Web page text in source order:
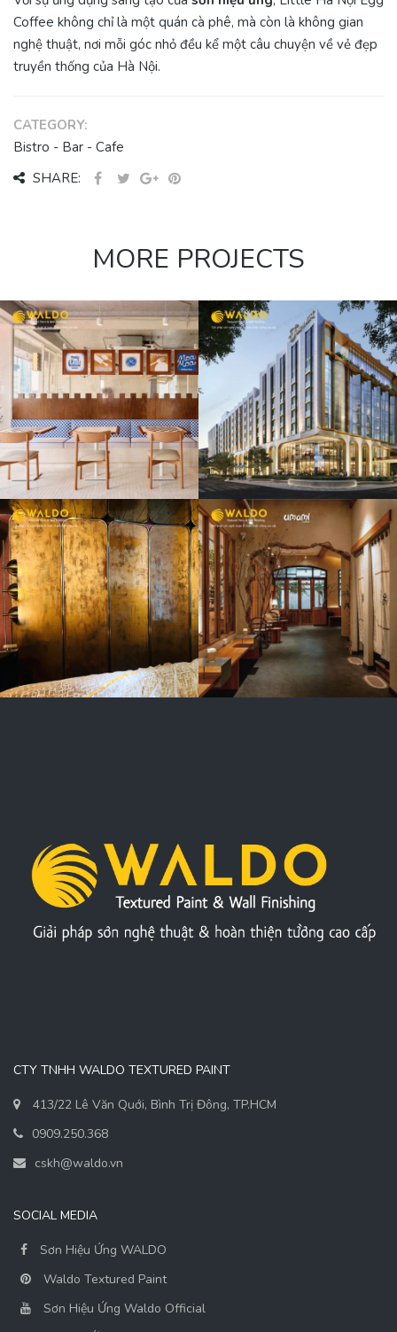
Coffee không chỉ là một quán cà phê, mà còn là không gian
nghệ thuật, nơi mỗi góc nhỏ đều kể một câu chuyện về vẻ đẹp
truyền thống của Hà Nội.
CATEGORY:
Bistro - Bar - Cafe
SHARE:
MORE PROJECTS
FAIRMONT
HOTEL GOLD
LOUNGE TẦNG
8
UMAMI
COFFEE &
BAKERY ĐỒNG
NAI
CTY TNHH WALDO TEXTURED PAINT
413/22 Lê Văn Quới, Bình Trị Đông, TP.HCM
0909.250.368
cskh@waldo.vn
SOCIAL MEDIA
Sơn Hiệu Ứng WALDO
Waldo Textured Paint
Sơn Hiệu Ứng Waldo Official